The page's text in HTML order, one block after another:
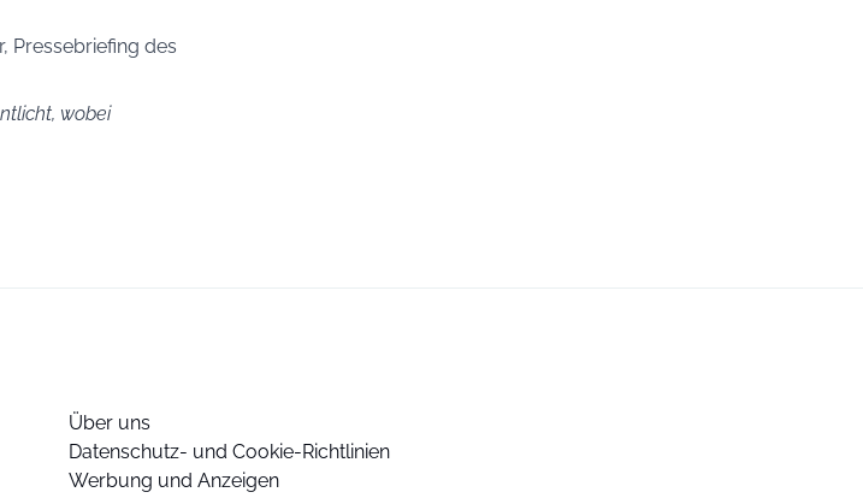
Pressebriefing des
wobei
Über uns
Datenschutz- und Cookie-Richtlinien
Werbung und Anzeigen